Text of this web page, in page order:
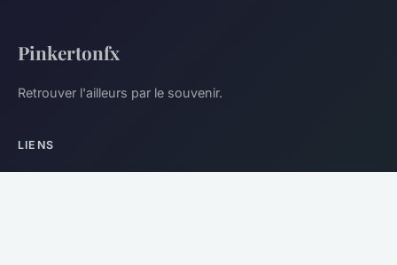
Pinkertonfx
Retrouver l'ailleurs par le souvenir.
LIENS